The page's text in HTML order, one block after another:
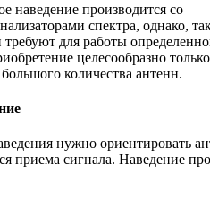
наведение производится со
спектра, однако,
для работы
целесообразно
количества антенн.
нужно ориентировать
приема сигнала. Наведение